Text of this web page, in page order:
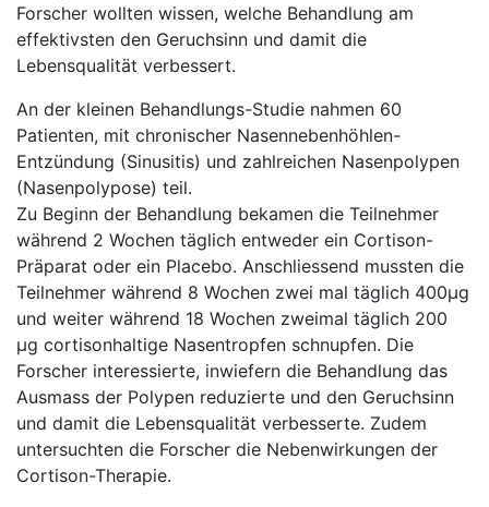
Forscher wollten wissen, welche Behandlung am
effektivsten den Geruchsinn und damit die
Lebensqualität verbessert.
An der kleinen Behandlungs-Studie nahmen 60
Patienten, mit chronischer Nasennebenhöhlen-
Entzündung (Sinusitis) und zahlreichen Nasenpolypen
(Nasenpolypose) teil.
Zu Beginn der Behandlung bekamen die Teilnehmer
während 2 Wochen täglich entweder ein Cortison-
Präparat oder ein Placebo. Anschliessend mussten die
Teilnehmer während 8 Wochen zwei mal täglich 400µg
und weiter während 18 Wochen zweimal täglich 200
µg cortisonhaltige Nasentropfen schnupfen. Die
Forscher interessierte, inwiefern die Behandlung das
Ausmass der Polypen reduzierte und den Geruchsinn
und damit die Lebensqualität verbesserte. Zudem
untersuchten die Forscher die Nebenwirkungen der
Cortison-Therapie.